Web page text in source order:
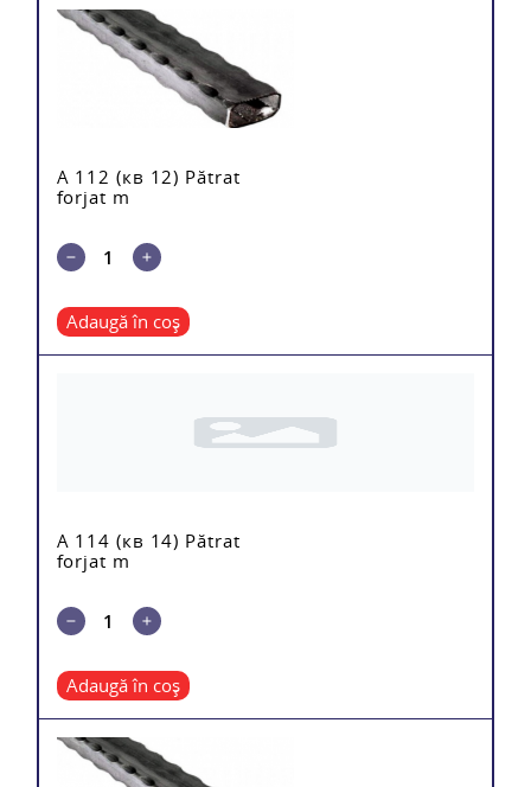
A 112 (кв 12) Pătrat
forjat m
Adaugă în coș
A 114 (кв 14) Pătrat
forjat m
Adaugă în coș